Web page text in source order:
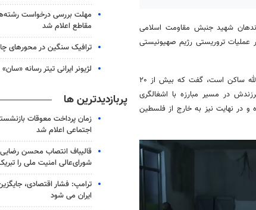
شهید جنبش مقاومت اسلامی
تروریستی رژیم صهیونیستی
«جیفارا البدیری» مادر شعید العاروری که در روستای عارورة واقع در شمال رام الله ساکن است، گفت که بیش از ۲۰
در مسیر مبارزه با اشغالگری
و در نهایت نیز به خارج از فلسطین
مهلت بررسی درخواست
مقاطع اعلام شد
ترافیک سنگین در محورهای
لژیونر ایرانی تیتر رسانه
پربازدیدترین ها
زمان پرداخت معوقات
اجتماعی اعلام شد
قالیباف انتصاب محسن
شورای‌عالی امنیت ملی را
ترامپ: فشار اقتصادی،
ایران می شود